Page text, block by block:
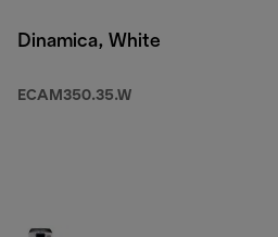
Dinamica, White
ECAM350.35.W